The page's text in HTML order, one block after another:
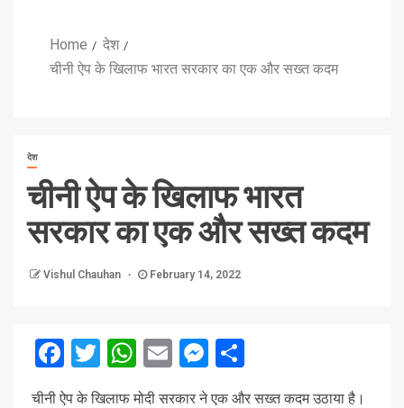
Home
देश
चीनी ऐप के खिलाफ भारत सरकार का एक और सख्त कदम
देश
चीनी ऐप के खिलाफ भारत
सरकार का एक और सख्त कदम
Vishul Chauhan February 14, 2022
Facebook
Twitter
WhatsApp
EmailMessenger
चीनी ऐप के खिलाफ मोदी सरकार ने एक और सख्त कदम उठाया है।